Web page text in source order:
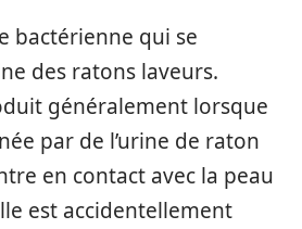
bactérienne qui se
des ratons laveurs.
généralement lorsque
par de l’urine de raton
en contact avec la peau
est accidentellement